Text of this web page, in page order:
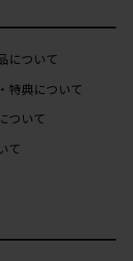
について
特典について
ついて
て